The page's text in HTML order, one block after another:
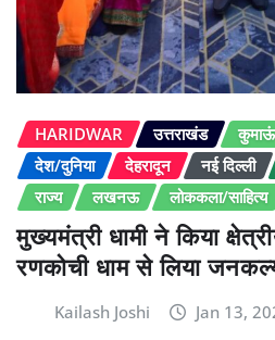
HARIDWAR उत्तराखंड कुमाऊं
देश/दुनिया
देहरादून नई दिल्ली
राज्य
लखनऊ लोककला/साहित्य
मुख्यमंत्री धामी ने किया
रणकोची धाम से लिया
Kailash Joshi Jan 13,